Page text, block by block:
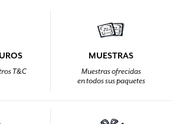
T&C
MUESTRAS
Muestras ofrecidas
en todos sus paquetes